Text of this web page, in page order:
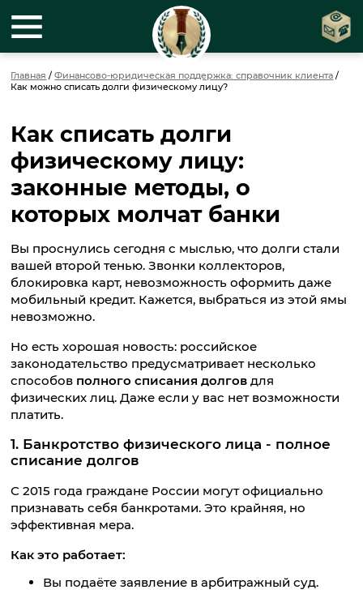
Главная /Финансово-юридическая поддержка: справочник клиента /
Как можно списать долги физическому лицу?
Как списать долги
физическому лицу:
законные методы, о
которых молчат банки
Вы проснулись сегодня с мыслью, что долги стали
вашей второй тенью. Звонки коллекторов,
блокировка карт, невозможность оформить даже
мобильный кредит. Кажется, выбраться из этой ямы
невозможно.
Но есть хорошая новость: российское
законодательство предусматривает несколько
способов полного списания долгов для
физических лиц. Даже если у вас нет возможности
платить.
1. Банкротство физического лица - полное
списание долгов
С 2015 года граждане России могут официально
признавать себя банкротами. Это крайняя, но
эффективная мера.
Как это работает:
Вы подаёте заявление в арбитражный суд.